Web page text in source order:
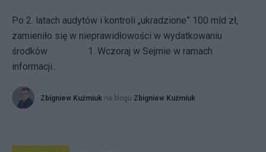
Po 2. latach audytów i kontroli „ukradzione” 100 mld zł,
zamieniło się w nieprawidłowości w wydatkowaniu
środków 1. Wczoraj w Sejmie w ramach
informacji...
Zbigniew Kuźmiuk na blogu Zbigniew Kuźmiuk